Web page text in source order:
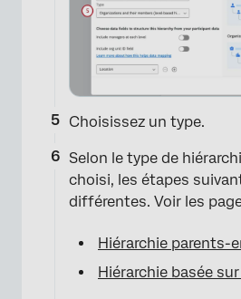
Choisissez un type.
Selon le type de
choisi, les étapes
différentes. Voir les
Hiérarchie parents-
Hiérarchie basée